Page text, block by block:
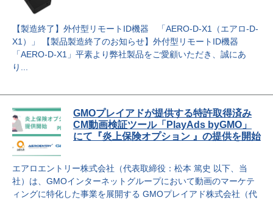
【製造終了】外付型リモートID機器 「AERO-D-X1（エアロ-D-
X1）」 【製品製造終了のお知らせ】外付型リモートID機器
「AERO-D-X1」平素より弊社製品をご愛顧いただき、誠にあ
り...
GMOプレイアドが提供する特許取得済み
CM動画検証ツール「PlayAds byGMO」
にて『炎上保険オプション 』の提供を開始
エアロエントリー株式会社（代表取締役：松本 篤史 以下、当
社）は、GMOインターネットグループにおいて動画のマーケテ
ィングに特化した事業を展開する GMOプレイアド株式会社（代